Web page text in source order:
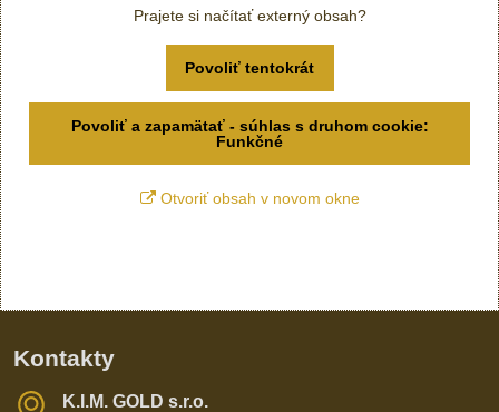
Prajete si načítať externý obsah?
Povoliť tentokrát
Povoliť a zapamätať - súhlas s druhom cookie:
Funkčné
Otvoriť obsah v novom okne
Kontakty
K​​.I​​.M​​. GOLD s​​.r​​.o​​.